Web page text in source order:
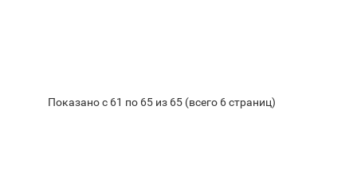
Показано с 61 по 65 из 65 (всего 6 страниц)